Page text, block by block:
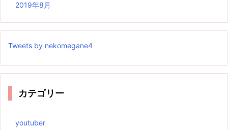
2019年8月
Tweets by nekomegane4
カテゴリー
youtuber